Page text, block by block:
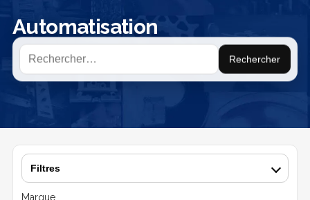
Automatisation
Rechercher
Filtres
Marque